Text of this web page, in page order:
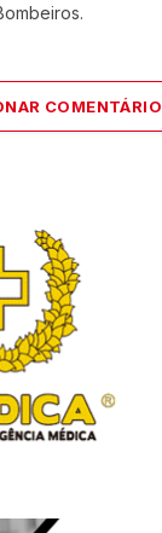
COMENTÁRIO